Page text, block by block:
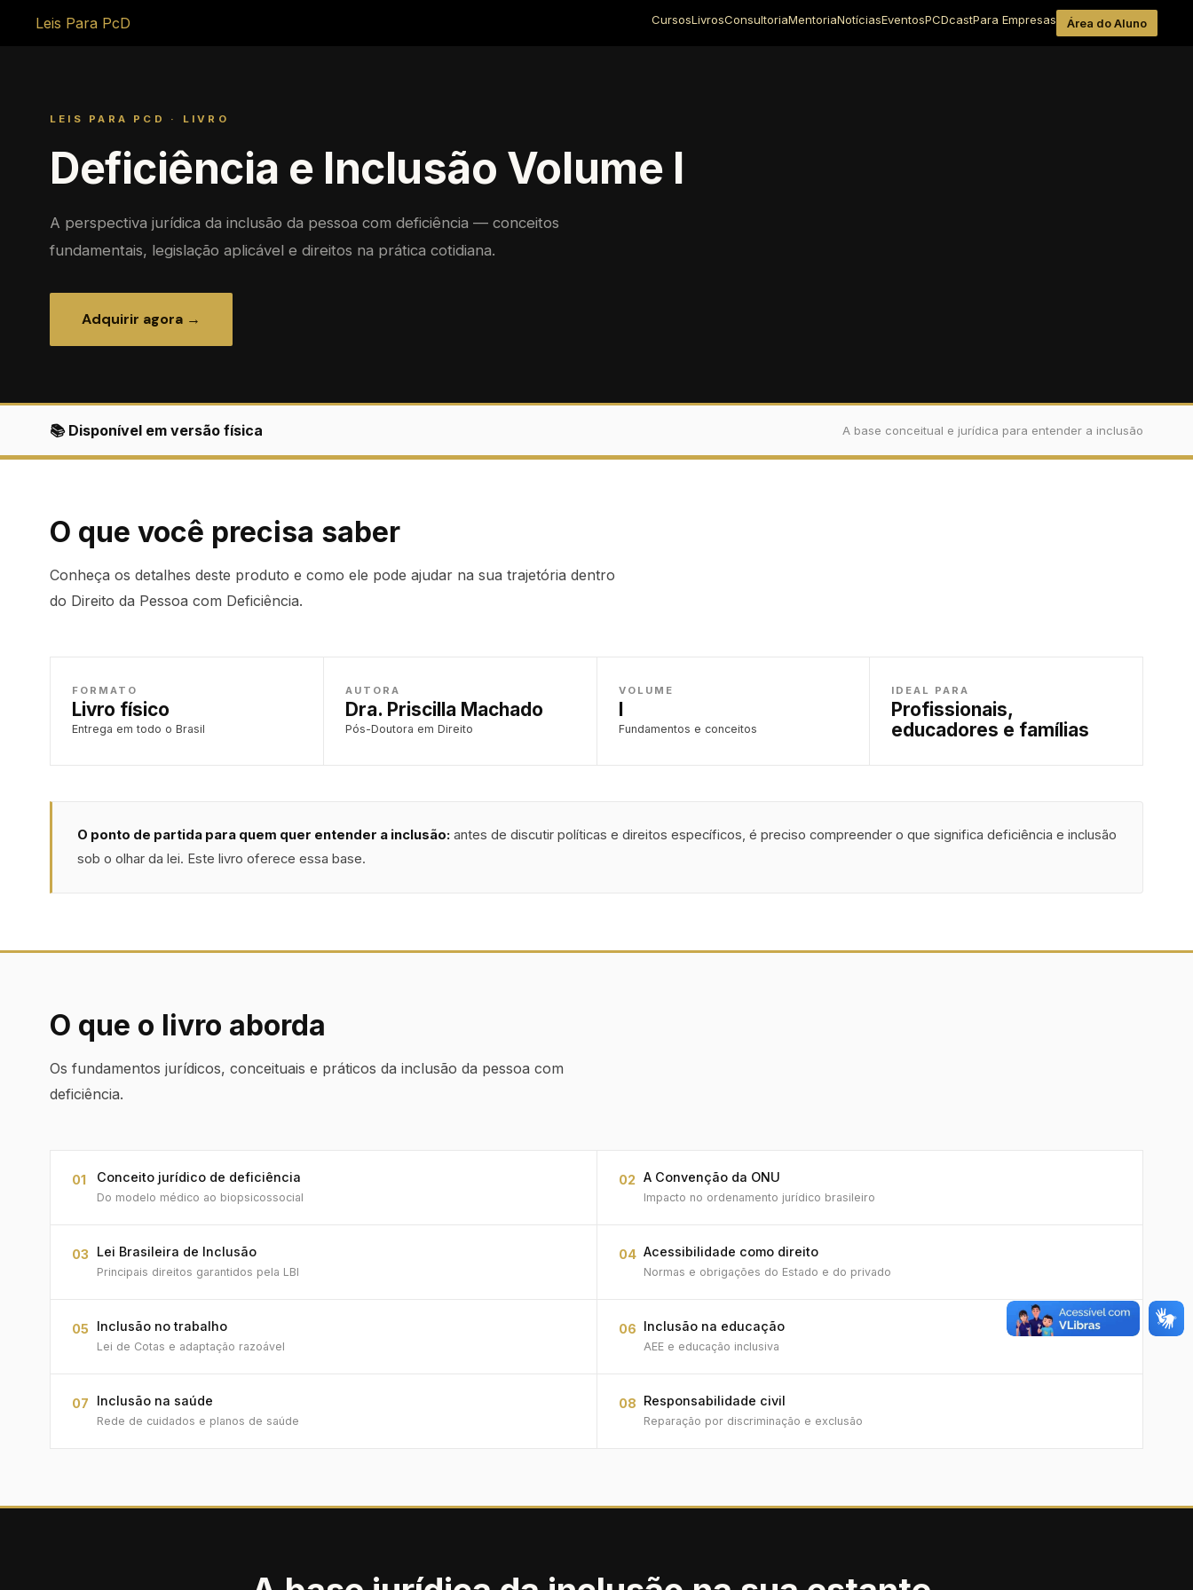
Leis Para PcD CursosLivrosConsultoriaMentoriaNotíciasEventosPCDcastPara Empresas Área do Aluno
LEIS PARA PCD · LIVRO
Deficiência e Inclusão Volume I
A perspectiva jurídica da inclusão da pessoa com deficiência — conceitos
fundamentais, legislação aplicável e direitos na prática cotidiana.
Adquirir agora →
📚 Disponível em versão física A base conceitual e jurídica para entender a inclusão
O que você precisa saber
Conheça os detalhes deste produto e como ele pode ajudar na sua trajetória dentro
do Direito da Pessoa com Deficiência.
FORMATO
Livro físico
Entrega em todo o Brasil
AUTORA
Dra. Priscilla Machado
Pós-Doutora em Direito
VOLUME
I
Fundamentos e conceitos
IDEAL PARA
Profissionais,
educadores e famílias
O ponto de partida para quem quer entender a inclusão: antes de discutir políticas e direitos específicos, é preciso compreender o que significa deficiência e inclusão
sob o olhar da lei. Este livro oferece essa base.
O que o livro aborda
Os fundamentos jurídicos, conceituais e práticos da inclusão da pessoa com
deficiência.
01 Conceito jurídico de deficiência
Do modelo médico ao biopsicossocial
02 A Convenção da ONU
Impacto no ordenamento jurídico brasileiro
03 Lei Brasileira de Inclusão
Principais direitos garantidos pela LBI
04 Acessibilidade como direito
Normas e obrigações do Estado e do privado
05 Inclusão no trabalho
Lei de Cotas e adaptação razoável
06 Inclusão na educação
AEE e educação inclusiva
07 Inclusão na saúde
Rede de cuidados e planos de saúde
08 Responsabilidade civil
Reparação por discriminação e exclusão